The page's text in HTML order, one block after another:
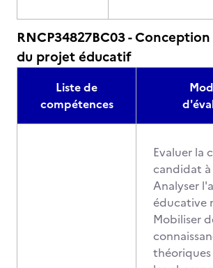
RNCP34827BC03 -
du projet éducatif
Liste de
compétences
Evaluer la
candidat à
Analyser
éducative
Mobiliser